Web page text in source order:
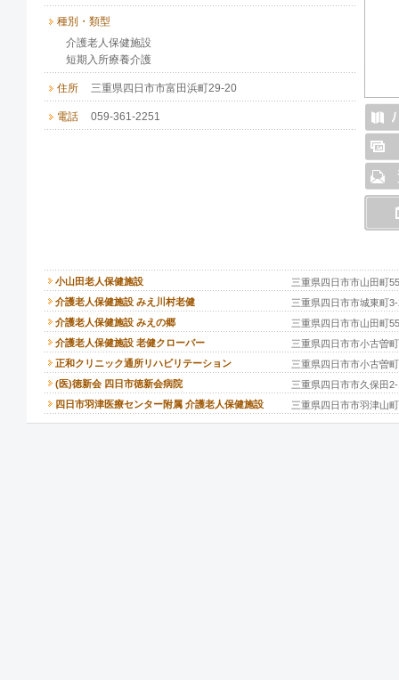
種別・類型
介護老人保健施設
短期入所療養介護
住所 三重県四日市市富田浜町29-20
電話 059-361-2251
小山田老人保健施設
三重県四日市市山田町
介護老人保健施設 みえ川村老健
三重県四日市市城東町
介護老人保健施設 みえの郷
三重県四日市市山田町
介護老人保健施設 老健クローバー
三重県四日市市小古曽
正和クリニック通所リハビリテーション
三重県四日市市小古曽
(医)徳新会 四日市徳新会病院
三重県四日市市久保田
四日市羽津医療センター附属 介護老人保健施設
三重県四日市市羽津山